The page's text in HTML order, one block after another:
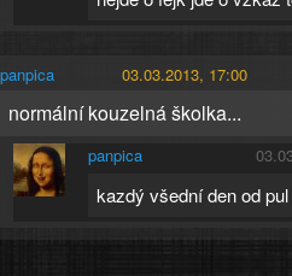
panpica 03.03.2013, 17:00
normální kouzelná školka...
panpica
kazdý všední den od